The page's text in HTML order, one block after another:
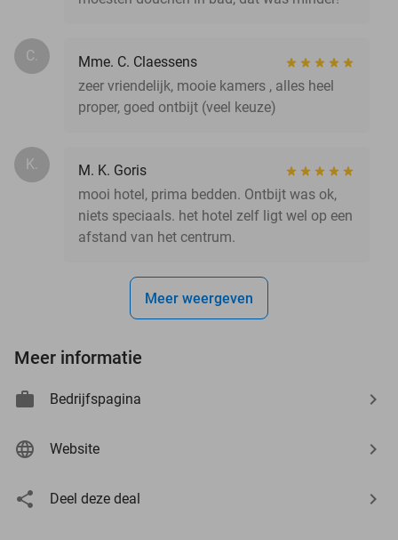
C.
Mme. C. Claessens
zeer vriendelijk, mooie kamers , alles heel
proper, goed ontbijt (veel keuze)
K.
M. K. Goris
mooi hotel, prima bedden. Ontbijt was ok,
niets speciaals. het hotel zelf ligt wel op een
afstand van het centrum.
Meer weergeven
Meer informatie
Bedrijfspagina
Website
Deel deze deal